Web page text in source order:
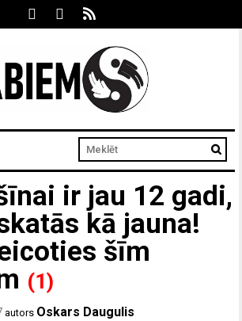
ir jau 12 gadi,
kā jauna!
šīm
(1)
autors Oskars Daugulis